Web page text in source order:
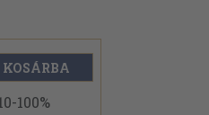
KOSÁRBA